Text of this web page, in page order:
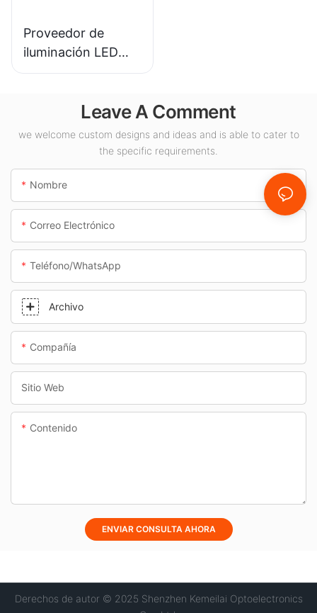
Proveedor de
iluminación LED
KML-CLA de 100 W
interiores como
gasolineras y pasos
subterráneos.
Leave A Comment
we welcome custom designs and ideas and is able to cater to
the specific requirements.
Nombre
Correo Electrónico
Teléfono/WhatsApp
Archivo
Compañía
Sitio Web
Contenido
ENVIAR CONSULTA AHORA
Derechos de autor © 2025 Shenzhen Kemeilai Optoelectronics